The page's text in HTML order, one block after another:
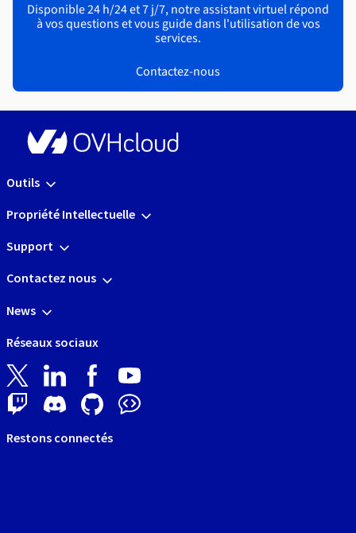
Disponible 24 h/24 et 7 j/7, notre assistant virtuel répond
à vos questions et vous guide dans l'utilisation de vos
services.
Contactez-nous
Outils
Propriété Intellectuelle
Support
Contactez nous
News
Réseaux sociaux
Restons connectés